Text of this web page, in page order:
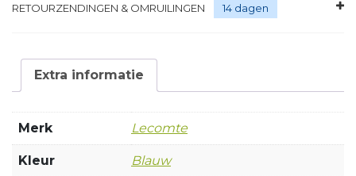
RETOURZENDINGEN & OMRUILINGEN 14 dagen
Extra informatie
Merk Lecomte
Kleur Blauw